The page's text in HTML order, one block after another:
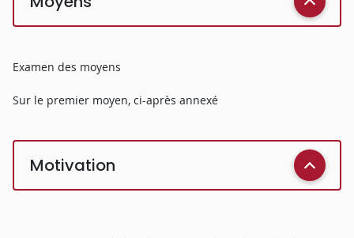
Examen des moyens
Sur le premier moyen, ci-après annexé
Motivation